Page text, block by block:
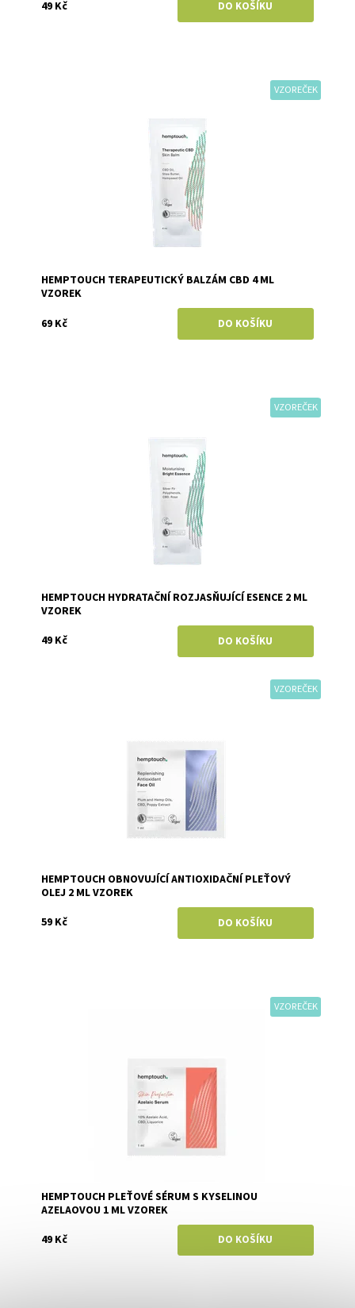
49 Kč
VZOREČEK
HEMPTOUCH TERAPEUTICKÝ BALZÁM CBD 4 ML
VZOREK
69 Kč
VZOREČEK
HEMPTOUCH HYDRATAČNÍ ROZJASŇUJÍCÍ ESENCE 2 ML
VZOREK
49 Kč
VZOREČEK
HEMPTOUCH OBNOVUJÍCÍ ANTIOXIDAČNÍ PLEŤOVÝ
OLEJ 2 ML VZOREK
59 Kč
VZOREČEK
HEMPTOUCH PLEŤOVÉ SÉRUM S KYSELINOU
AZELAOVOU 1 ML VZOREK
49 Kč